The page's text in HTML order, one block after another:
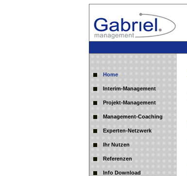
Home
Interim-Management
Projekt-Management
Management-Coaching
Experten-Netzwerk
Ihr Nutzen
Referenzen
Info Download